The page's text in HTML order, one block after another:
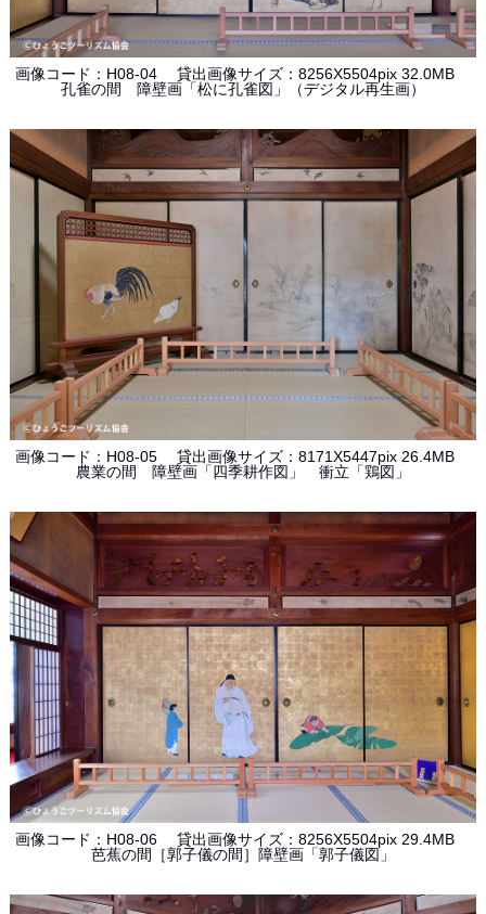
画像コード：H08-04 貸出画像サイズ：8256X5504pix 32.0MB
孔雀の間 障壁画「松に孔雀図」（デジタル再生画）
画像コード：H08-05 貸出画像サイズ：8171X5447pix 26.4MB
農業の間 障壁画「四季耕作図」 衝立「鶏図」
画像コード：H08-06 貸出画像サイズ：8256X5504pix 29.4MB
芭蕉の間［郭子儀の間］障壁画「郭子儀図」